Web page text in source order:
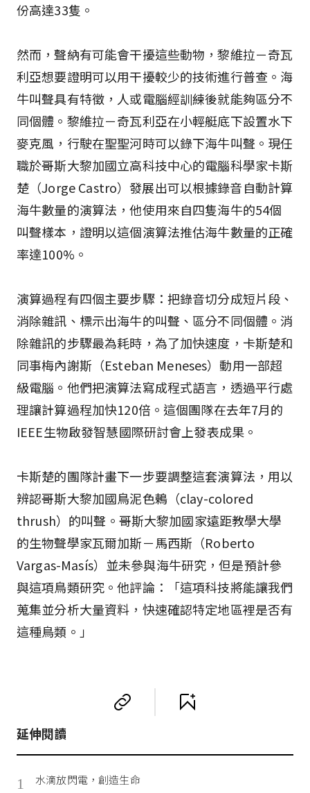
份高達33隻。
然而，聲納有可能會干擾這些動物，黎維拉－奇瓦
利亞想要證明可以用干擾較少的技術進行普查。海
牛叫聲具有特徵，人或電腦經訓練後就能夠區分不
同個體。黎維拉－奇瓦利亞在小輕艇底下設置水下
麥克風，行駛在聖聖河時可以錄下海牛叫聲。現任
職於哥斯大黎加國立高科技中心的電腦科學家卡斯
楚（Jorge Castro）發展出可以根據錄音自動計算
海牛數量的演算法，他使用來自四隻海牛的54個
叫聲樣本，證明以這個演算法推估海牛數量的正確
率達100%。
演算過程有四個主要步驟：把錄音切分成短片段、
消除雜訊、標示出海牛的叫聲、區分不同個體。消
除雜訊的步驟最為耗時，為了加快速度，卡斯楚和
同事梅內謝斯（Esteban Meneses）動用一部超
級電腦。他們把演算法寫成程式語言，透過平行處
理讓計算過程加快120倍。這個團隊在去年7月的
IEEE生物啟發智慧國際研討會上發表成果。
卡斯楚的團隊計畫下一步要調整這套演算法，用以
辨認哥斯大黎加國鳥泥色鶇（clay-colored
thrush）的叫聲。哥斯大黎加國家遠距教學大學
的生物聲學家瓦爾加斯－馬西斯（Roberto
Vargas-Masís）並未參與海牛研究，但是預計參
與這項鳥類研究。他評論：「這項科技將能讓我們
蒐集並分析大量資料，快速確認特定地區裡是否有
這種鳥類。」
延伸閱讀
1 水滴放閃電，創造生命